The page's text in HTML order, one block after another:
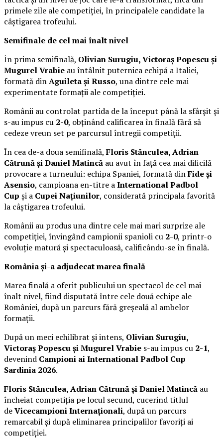
primele zile ale competiției, în principalele candidate la
câștigarea trofeului.
Semifinale de cel mai înalt nivel
În prima semifinală, Olivian Surugiu, Victoraș Popescu și
Mugurel Vrabie au întâlnit puternica echipă a Italiei,
formată dinAguileta și Russo, una dintre cele mai
experimentate formații ale competiției.
Românii au controlat partida de la început până la sfârșit și
s-au impus cu 2-0, obținând calificarea în finală fără să
cedeze vreun set pe parcursul întregii competiții.
În cea de-a doua semifinală,Floris Stănculea, Adrian
Cătrună și Daniel Matincă au avut în față cea mai dificilă
provocare a turneului: echipa Spaniei, formată dinFide și
Asensio, campioana en-titre aInternational Padbol
Cup și a Cupei Națiunilor, considerată principala favorită
la câștigarea trofeului.
Românii au produs una dintre cele mai mari surprize ale
competiției, învingând campionii spanioli cu 2-0, printr-o
evoluție matură și spectaculoasă, calificându-se în finală.
România și-a adjudecat marea finală
Marea finală a oferit publicului un spectacol de cel mai
înalt nivel, fiind disputată între cele două echipe ale
României, după un parcurs fără greșeală al ambelor
formații.
După un meci echilibrat și intens, Olivian Surugiu,
Victoraș Popescu și Mugurel Vrabie s-au impus cu 2-1,
devenind Campioni ai International Padbol Cup
Sardinia 2026.
Floris Stănculea, Adrian Cătrună și Daniel Matincă au
încheiat competiția pe locul secund, cucerind titlul
deVicecampioni Internaționali, după un parcurs
remarcabil și după eliminarea principalilor favoriți ai
competiției.